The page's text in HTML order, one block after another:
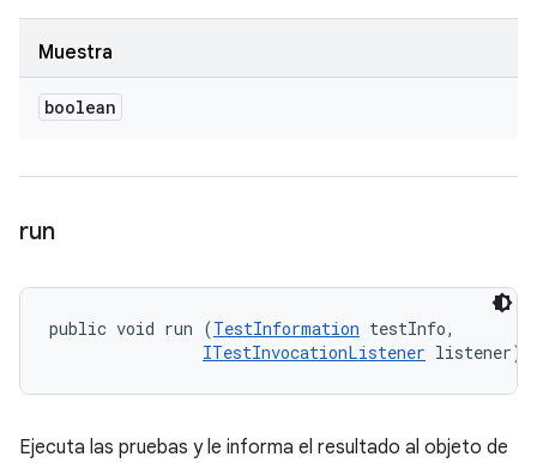
Muestra
boolean
run
public void run (TestInformation testInfo,
ITestInvocationListener listener)
Ejecuta las pruebas y le informa el resultado al objeto de